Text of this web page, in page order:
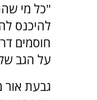
"כל מי
להיכנס
חוסמים
על הגב
גבעת אור